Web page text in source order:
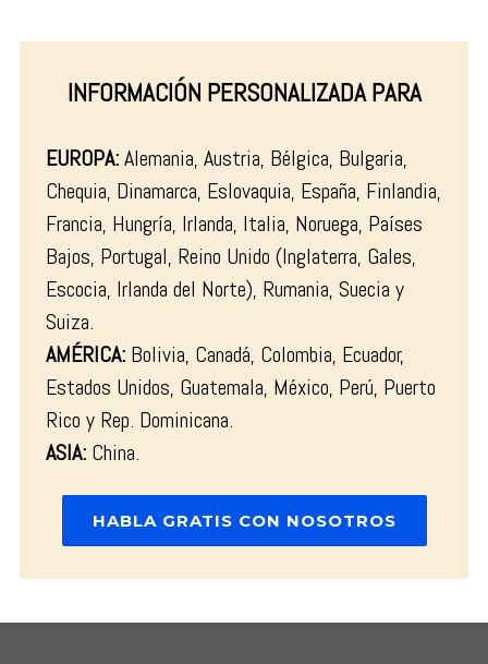
INFORMACIÓN PERSONALIZADA PARA
EUROPA:Alemania, Austria, Bélgica, Bulgaria,
Chequia, Dinamarca, Eslovaquia, España, Finlandia,
Francia, Hungría, Irlanda, Italia, Noruega, Países
Bajos, Portugal, Reino Unido (Inglaterra, Gales,
Escocia, Irlanda del Norte), Rumania, Suecia y
Suiza.
AMÉRICA:Bolivia, Canadá, Colombia, Ecuador,
Estados Unidos, Guatemala, México, Perú, Puerto
Rico y Rep. Dominicana.
ASIA:China.
HABLA GRATIS CON NOSOTROS